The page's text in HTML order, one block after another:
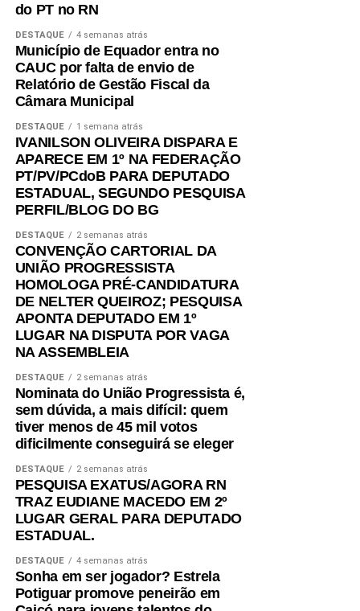
do PT no RN
DESTAQUE 4 semanas atrás
Município de Equador entra no
CAUC por falta de envio de
Relatório de Gestão Fiscal da
Câmara Municipal
DESTAQUE 1 semana atrás
IVANILSON OLIVEIRA DISPARA E
APARECE EM 1º NA FEDERAÇÃO
PT/PV/PCdoB PARA DEPUTADO
ESTADUAL, SEGUNDO PESQUISA
PERFIL/BLOG DO BG
DESTAQUE 2 semanas atrás
CONVENÇÃO CARTORIAL DA
UNIÃO PROGRESSISTA
HOMOLOGA PRÉ-CANDIDATURA
DE NELTER QUEIROZ; PESQUISA
APONTA DEPUTADO EM 1º
LUGAR NA DISPUTA POR VAGA
NA ASSEMBLEIA
DESTAQUE 2 semanas atrás
Nominata do União Progressista é,
sem dúvida, a mais difícil: quem
tiver menos de 45 mil votos
dificilmente conseguirá se eleger
DESTAQUE 2 semanas atrás
PESQUISA EXATUS/AGORA RN
TRAZ EUDIANE MACEDO EM 2º
LUGAR GERAL PARA DEPUTADO
ESTADUAL.
DESTAQUE 4 semanas atrás
Sonha em ser jogador? Estrela
Potiguar promove peneirão em